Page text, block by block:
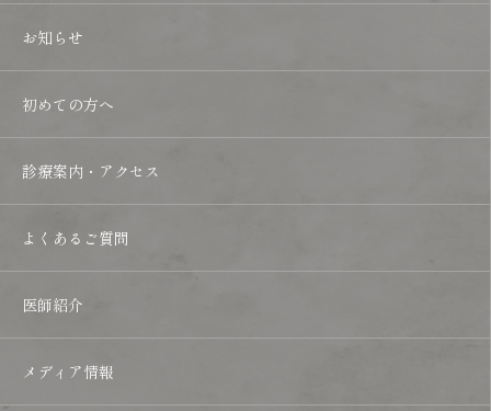
お知らせ
初めての方へ
診療案内・アクセス
よくあるご質問
医師紹介
メディア情報